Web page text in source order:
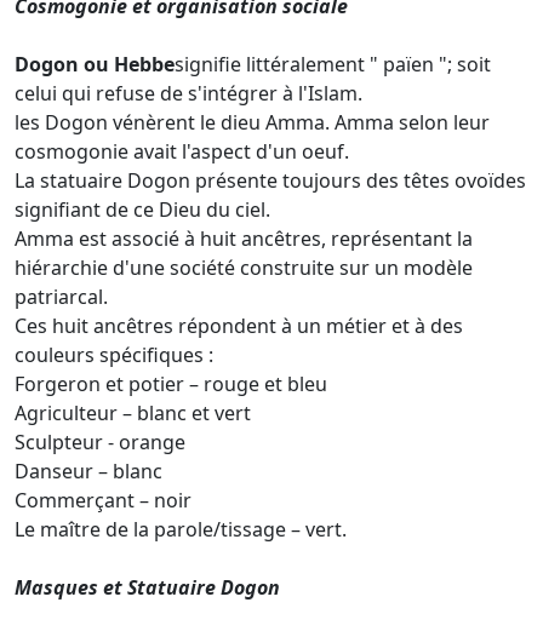
Cosmogonie et organisation sociale
Dogon ou Hebbesignifie littéralement " païen "; soit
celui qui refuse de s'intégrer à l'Islam.
les Dogon vénèrent le dieu Amma. Amma selon leur
cosmogonie avait l'aspect d'un oeuf.
La statuaire Dogon présente toujours des têtes ovoïdes
signifiant de ce Dieu du ciel.
Amma est associé à huit ancêtres, représentant la
hiérarchie d'une société construite sur un modèle
patriarcal.
Ces huit ancêtres répondent à un métier et à des
couleurs spécifiques :
Forgeron et potier – rouge et bleu
Agriculteur – blanc et vert
Sculpteur - orange
Danseur – blanc
Commerçant – noir
Le maître de la parole/tissage – vert.
Masques et Statuaire Dogon